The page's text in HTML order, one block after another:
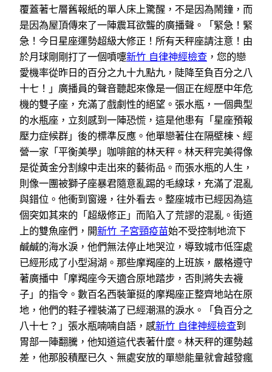
覆蓋著七層舊報紙的單人床上驚醒，不是因為鬧鐘，而
是因為屋頂傳來了一陣震耳欲聾的廣播聲。「緊急！緊
急！今日星座運勢超級大修正！所有天秤座請注意！由
於月球剛剛打了一個噴嚏新竹 自律神經檢查 ，您的戀
愛機率從昨日的百分之九十九點九，陡降至負百分之八
十七！」廣播員的聲音聽起來像是一個正在經歷中年危
機的雙子座，充滿了戲劇性的絕望。張水瓶，一個典型
的水瓶座，立刻感到一陣恐慌，這是他患有「星座預報
壓力症候群」後的標準反應。他單戀著住在隔壁棟、經
營一家「平衡美學」咖啡館的林天秤。林天秤完美得像
是從黃金分割線中走出來的藝術品。而張水瓶的人生，
則像一團被獅子座暴君隨意亂踢的毛線球，充滿了混亂
與錯位。他衝到窗邊，往外看去。整座城市已經因為這
個突如其來的「超級修正」而陷入了荒謬的混亂。街道
上的雙魚座們，開新竹 子宮頸疫苗始不受控制地流下
鹹鹹的海水淚，他們無法停止地哭泣，導致城市低窪處
已經形成了小型潟湖。那些摩羯座的上班族，嚴格遵守
著廣播中「摩羯座今天適合原地踏步，否則將失去襪
子」的指令。數百名西裝筆挺的摩羯座正整齊地站在原
地，他們的鞋子裡裝滿了已經潮濕的淚水。「負百分之
八十七？」張水瓶喃喃自語，感新竹 自律神經檢查到
胃部一陣翻騰，他知道這代表著什麼。林天秤的運勢越
差，他那股積壓已久、無處安放的單戀能量就會越發瘋